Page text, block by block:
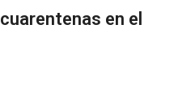
en el